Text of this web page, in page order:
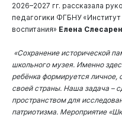
2026–2027 гг. рассказала
педагогики ФГБНУ
воспитания» Елена
«Сохранение исторической
школьного музея. Именно
ребёнка формируется личное,
своей страны. Наша задача –
пространством для
патриотизма. Мероприятие